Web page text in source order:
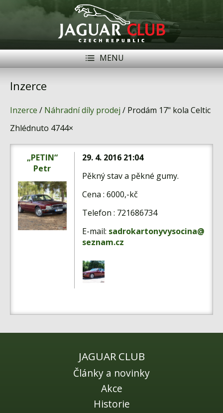
MENU
Členové
Naše vozy
Akce
Inzerce
Fórum
Inzerce
Inzerce / Náhradní díly prodej / Prodám 17" kola Celtic
Zhlédnuto 4744×
„PETIN“
Petr
29. 4. 2016 21:04
Pěkný stav a pěkné gumy.
Cena : 6000,-kč
Telefon : 721686734
E-mail: sadrokartonyvysocina@
seznam.cz
JAGUAR CLUB
Články a novinky
Akce
Historie